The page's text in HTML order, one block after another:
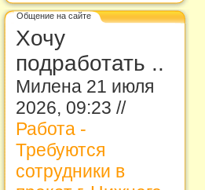
Общение на сайте
Хочу
подработать ..
Милена 21 июля
2026, 09:23 //
Работа -
Требуются
сотрудники в